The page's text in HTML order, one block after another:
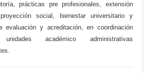
prácticas pre profesionales, extensión
social, bienestar universitario y
evaluación y acreditación, en coordinación
académico administrativas